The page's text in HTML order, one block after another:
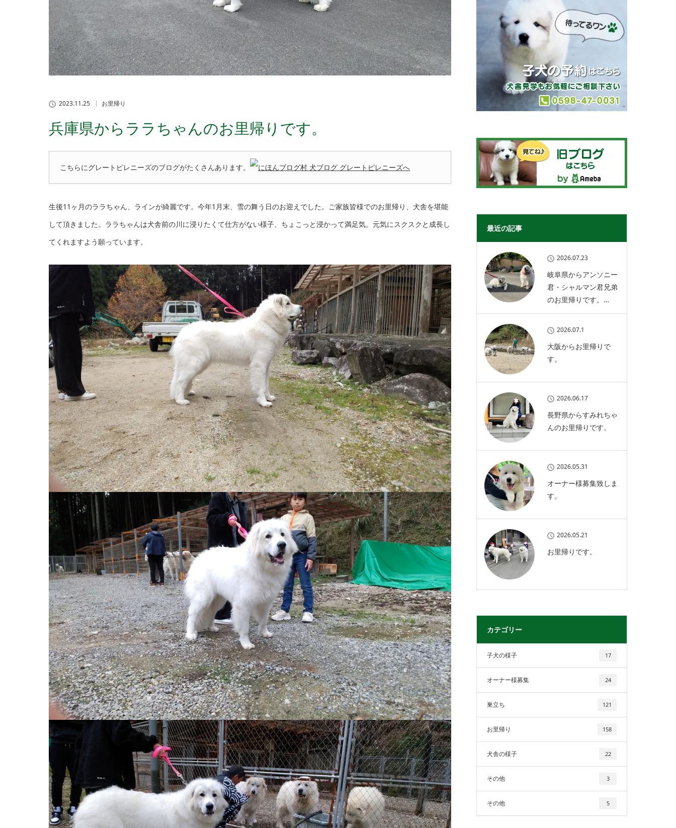
2023.11.25 お里帰り
兵庫県からララちゃんのお里帰りです。
こちらにグレートピレニーズのブログがたくさんあります。
生後11ヶ月のララちゃん、ラインが綺麗です。今年1月末、雪の舞う日のお迎えでした。ご家族皆様でのお里帰り、犬舎を堪能
して頂きました。ララちゃんは犬舎前の川に浸りたくて仕方がない様子、ちょこっと浸かって満足気。元気にスクスクと成長し
てくれますよう願っています。
最近の記事
2026.07.23
岐阜県からアンソニー
君・シャルマン君兄弟
のお里帰りです。…
2026.07.1
大阪からお里帰りで
す。
2026.06.17
長野県からすみれちゃ
んのお里帰りです。
2026.05.31
オーナー様募集致しま
す。
2026.05.21
お里帰りです。
カテゴリー
子犬の様子 17
オーナー様募集 24
巣立ち 121
お里帰り 158
犬舎の様子 22
その他 3
その他 5